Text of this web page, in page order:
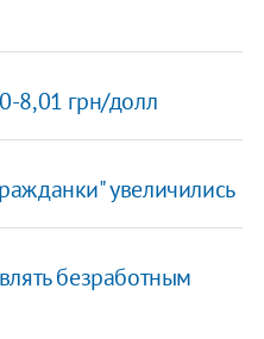
8,01 грн/долл
увеличились
безработным